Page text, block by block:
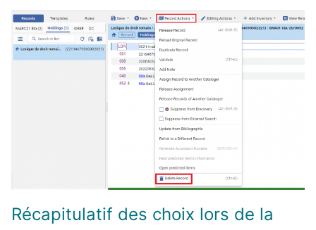
Récapitulatif des choix lors de la